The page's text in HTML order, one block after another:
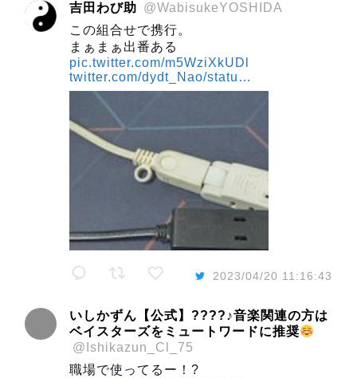
吉田わび助 @WabisukeYOSHIDA
この組合せで携行。
まぁまぁ出番ある
pic.twitter.com/m5WziXkUDl
twitter.com/dydt_Nao/statu…
2023/04/20 11:16:43
いしかずん【公式】????♪音楽関連の方は
ベイスターズをミュートワードに推奨
@Ishikazun_Cl_75
職場で使ってるー！?